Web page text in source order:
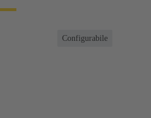
Configurabile